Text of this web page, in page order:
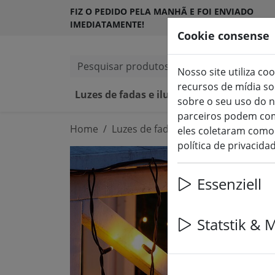
FIZ O PEDIDO PELA MANHÃ E FOI ENVIADO
IMEDIATAMENTE!
Pesquisar produtos
Luzes de fadas e iluminação Velas
Home Luzes de fadas e iluminação
Cookie consense
Nosso site utiliza
recursos de mídia
sobre o seu uso do
parceiros podem
eles coletaram
política de
Essenziell
Statstik &